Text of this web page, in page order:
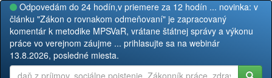
Odpovedám do 24 hodín,v priemere za 12 hodín ... novinka: v
článku "Zákon o rovnakom odmeňovaní" je zapracovaný
komentár k metodike MPSVaR, vrátane štátnej správy a výkonu
práce vo verejnom záujme ... prihlasujte sa na webinár
13.8.2026, posledné miesta.